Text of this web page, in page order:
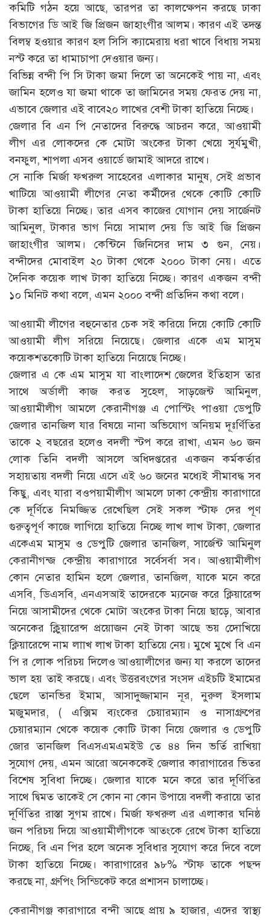
কমিটি গঠন হয়ে আছে, তারপর তা কালক্ষেপন করছে ঢাকা
বিভাগের ডি আই জি প্রিজন জাহাংগীর আলম। কারণ এই তদন্ত
বিলম্ব হওয়ার কারণ হল সিসি ক্যামেরায় ধরা খাবে বিধায় সময়
নস্ট করে তা ধামাচাপা দেওয়ার জন্য।
বিভিন্ন বন্দী পি সি টাকা জমা দিলে তা অনেকেই পায় না, এবং
জামিন হলেও যা জমা থাকে তা জামিনের সময় ফেরত দেয় না,
এভাবে জেলার এই বাবে২০ লাখের বেশী টাকা হাতিয়ে নিচ্ছে।
জেলার বি এন পি নেতাদের বিরুদ্ধে আচরন করে, আওয়ামী
লীগ এর লোকদের কে মোটা অংকের টাকা খেয়ে সুর্যমুখী,
বনফুল, শাপলা এসব ওয়ার্ডে জামাই আদরে রাখে।
সে নাকি মির্জা ফখরুল সাহেবের এলাকার মানুষ, সেই প্রভাব
খাটিয়ে আওয়ামী লীগের নেতা কর্মীদের থেকে কোটি কোটি
টাকা হাতিয়ে নিচ্ছে। তার এসব কাজের যোগান দেয় সার্জেনট
আমিনুল, টাকার ভাগ নিয়ে সামাল দেয় ডি আই জি প্রিজন
জাহাংগীর আলম। কেন্টিনে জিনিসের দাম ৩ গুন, নেয়।
বন্দীদের মোবাইল ২০ টাকা থেকে ২০০০ টাকা নেয়। এতে
দৈনিক কয়েক লাখ টাকা হাতিয়ে নিচ্ছে। কারণ একজন বন্দী
১০ মিনিট কথা বলে, এমন ২০০০ বন্দী প্রতিদিন কথা বলে।
আওয়ামী লীগের বহুনেতার চেক সই করিয়ে দিয়ে কোটি কোটি
আওয়ামী লীগ সরিয়ে নিয়েছে। জেলার একে এম মাসুম
কয়েকশতকোটি টাকা হাতিয়ে নিয়েছে নিচ্ছে।
জেলার এ কে এম মাসুম যা বাংলাদেশ জেলের ইতিহাস তার
সাথে অর্ডালী কাজ করত সুহেল, সাড়জেন্ট আমিনুল,
আওয়ামীলীগ আমলে কেরানীগঞ্জ এ পোস্টিং পাওয়া ডেপুটি
জেলার তানজিল যার বিষয়ে নানা অভিযোগ অনিয়ম দূঃর্ণিতির
তাকে ২ বছরের হলেও বদলী স্টপ করে রাখা, এমন ৬০ জন
লোক তিনি বদলী আসলে অধিদপ্তরের একজন কর্মকর্তার
সহায়তায় বদলী নিয়ে এসে এই ৬০ জনের মধ্যেই সীমাবদ্ধ সব
কিছু, এবং যারা বওপয়ামীলীগ আমলে ঢাকা কেন্দ্রীয় কারাগারে
কে দূর্ণিতে নিমজ্জিত রেখেছিল সেই সকল স্টাফ দের পূণ
গুরুত্বপূর্ণ কাজে লাগিয়ে হাতিয়ে নিচ্ছে লাখ লাখ টাকা, জেলার
একেএম মাসুম ও ডেপুটি জেলার তানজিল, সার্জেন্ট আমিনুল
কেরানীগন্জ কেন্দ্রীয় কারাগারে সর্বেসর্বা সব। আওয়ামীলীগ
কোন নেতার হামিন হলে জেলার, তানজিল, যাকে মনে করে
এসবি, ডিএসবি, এনএসআই তাদেরকে ম্যনেজ করে ক্লিয়ারেন্স
নিয়ে আসামীদের থেকে মোটা অংকের টাকা নিয়ে ছাড়ে, আবার
অনেকের ক্লুিয়ারেন্স প্রয়োজন নেই টাকা আছে ভয় দেোখিয়ে
ক্লিয়ারেন্সে নাম লাাখ লাখ টাকা হাতিয়ে নেয়। মুখে মুখে বি এন
পি র লোক পরিচয় দিলেও আওয়ালীগের জন্য যা করলে তাদের
ভাল হয় তাই করছে। এবং উত্তরবংগের সংসদ এইচটি ইমামের
ছেলে তানভির ইমাম, আসাদুজ্জামান নূর, নুরুল ইসলাম
মজুমদার, ( এক্সিম ব্যংকের চেয়ারম্যান ও নাসাগ্রুপের
চেয়ারম্যান থেকে কয়েক কোটি টাকা নিয়ে জেলার ও ডেপুটি
জোর তানজিল বিএসএমএমইউ তে ৪৪ দিন ভর্তি রাখিয়া
সুযোগ দেয়, এমন আরো অনেককেই জেলার কারাগারের ভিতর
বিশেষ সুবিধা দিচ্ছে। জেলার যাকে মনে করে তার দূর্ণিতির
সাথে দ্বিমত তাকেই সে কোন না কোন উপায়ে বদলী করায়ে তার
দূর্ণিতির রাস্তা সুগম রাখে। মির্জা ফখরুল এর এলাকার ঘনিষ্ঠ
জন পরিচয় দিয়ে আওয়ামীলীগকে আতংকে রেখে টাকা হাতিয়ে
নিচ্ছে, বি এন পির হলে অনেক সুবিধার সুযোগ করে দিবে বলে
টাকা হাতিয়ে নিচ্ছে। কারাগারের ৯৮% স্টাফ তাকে পছন্দ
করছে না, গ্রুপিং সিন্ডিকেট করে প্রশাসন চালাচ্ছে।
কেরানীগঞ্জ কারাগারে বন্দী আছে প্রায় ৯ হাজার, এদের স্বাস্থ্য